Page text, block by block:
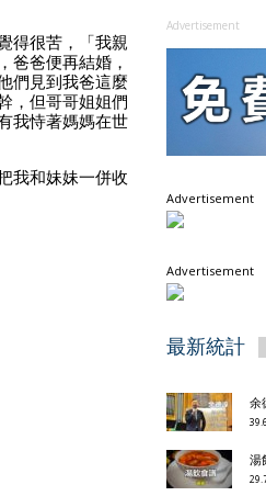
得很苦，「我親
爸爸便再結婚，
們見到我爸這麼
，但哥哥姐姐們
我恃著媽媽在世
我和妹妹一併收
Advertisement
Advertisement
Advertisement
最新統計
余
湯